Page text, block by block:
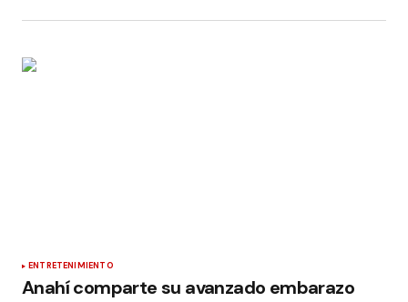
ENTRETENIMIENTO
Anahí comparte su avanzado embarazo